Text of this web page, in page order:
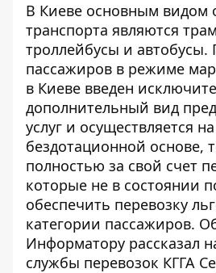
В Киеве основным видом
транспорта являются
троллейбусы и автобусы.
пассажиров в режиме
в Киеве введен
дополнительный вид
услуг и осуществляется на
бездотационной основе,
полностью за свой счет
которые не в состоянии
обеспечить перевозку
категории пассажиров.
Информатору рассказал
службы перевозок КГГА